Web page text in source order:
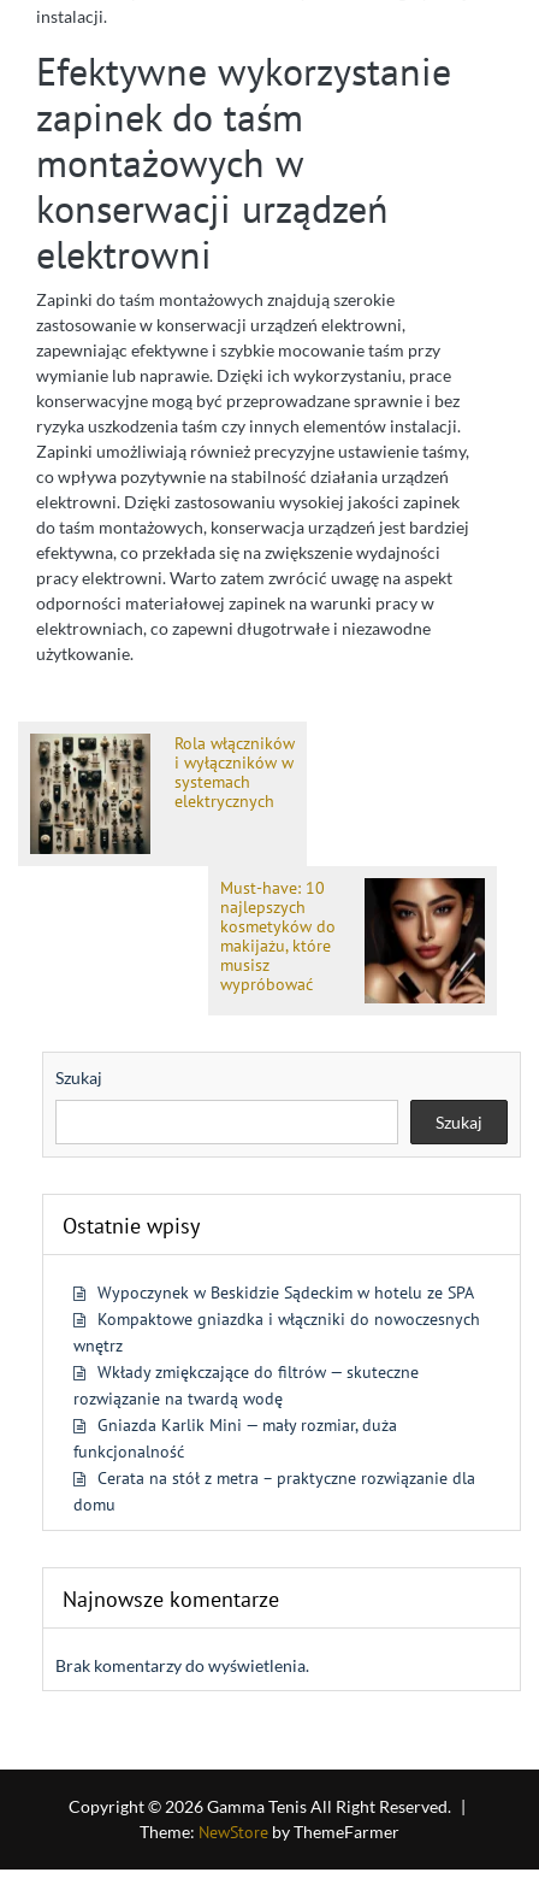
instalacji.
Efektywne wykorzystanie
zapinek do taśm
montażowych w
konserwacji urządzeń
elektrowni
Zapinki do taśm montażowych znajdują szerokie
zastosowanie w konserwacji urządzeń elektrowni,
zapewniając efektywne i szybkie mocowanie taśm przy
wymianie lub naprawie. Dzięki ich wykorzystaniu, prace
konserwacyjne mogą być przeprowadzane sprawnie i bez
ryzyka uszkodzenia taśm czy innych elementów instalacji.
Zapinki umożliwiają również precyzyjne ustawienie taśmy,
co wpływa pozytywnie na stabilność działania urządzeń
elektrowni. Dzięki zastosowaniu wysokiej jakości zapinek
do taśm montażowych, konserwacja urządzeń jest bardziej
efektywna, co przekłada się na zwiększenie wydajności
pracy elektrowni. Warto zatem zwrócić uwagę na aspekt
odporności materiałowej zapinek na warunki pracy w
elektrowniach, co zapewni długotrwałe i niezawodne
użytkowanie.
Rola włączników
i wyłączników w
systemach
elektrycznych
Must-have: 10
najlepszych
kosmetyków do
makijażu, które
musisz
wypróbować
Szukaj
Szukaj
Ostatnie wpisy
Wypoczynek w Beskidzie Sądeckim w hotelu ze SPA
Kompaktowe gniazdka i włączniki do nowoczesnych
wnętrz
Wkłady zmiękczające do filtrów — skuteczne
rozwiązanie na twardą wodę
Gniazda Karlik Mini — mały rozmiar, duża
funkcjonalność
Cerata na stół z metra – praktyczne rozwiązanie dla
domu
Najnowsze komentarze
Brak komentarzy do wyświetlenia.
Copyright © 2026 Gamma Tenis All Right Reserved. |
Theme: NewStore by ThemeFarmer